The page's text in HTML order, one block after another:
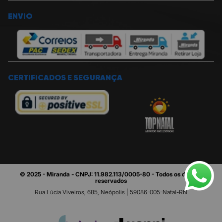
ENVIO
CERTIFICADOS E SEGURANÇA
© 2025 - Miranda - CNPJ: 11.982.113/0005-80 - Todos os direitos
reservados
Rua Lúcia Viveiros, 685, Neópolis | 59086-005-Natal-RN